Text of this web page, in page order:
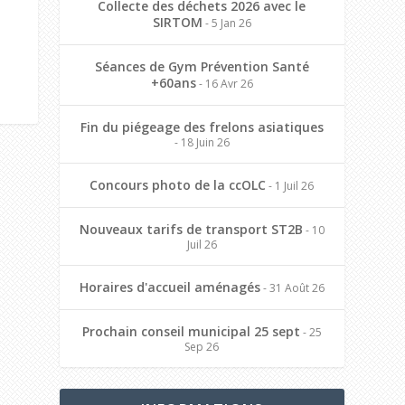
Collecte des déchets 2026 avec le
SIRTOM - 5 Jan 26
Séances de Gym Prévention Santé
+60ans- 16 Avr 26
Fin du piégeage des frelons asiatiques
- 18 Juin 26
Concours photo de la ccOLC - 1 Juil 26
Nouveaux tarifs de transport ST2B - 10
Juil 26
Horaires d'accueil aménagés- 31 Août 26
Prochain conseil municipal 25 sept - 25
Sep 26